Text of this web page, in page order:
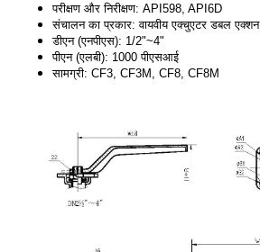
परीक्षण और निरीक्षण: API598, API6D
संचालन का प्रकार: वायवीय एक्चुएटर डबल एक्शन
डीएन (एनपीएस): 1/2"~4"
पीएन (एलबी): 1000 पीएसआई
सामग्री: CF3, CF3M, CF8, CF8M